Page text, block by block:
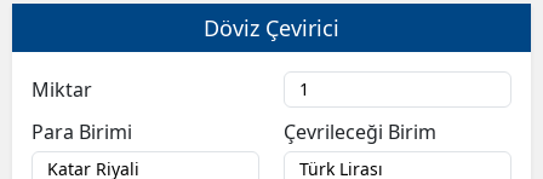
Döviz Çevirici
Miktar
Para Birimi
Çevrileceği Birim